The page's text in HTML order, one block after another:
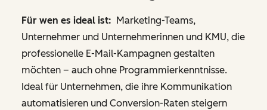
Für wen es ideal ist: Marketing-Teams,
Unternehmer und Unternehmerinnen und KMU, die
professionelle E-Mail-Kampagnen gestalten
möchten – auch ohne Programmierkenntnisse.
Ideal für Unternehmen, die ihre Kommunikation
automatisieren und Conversion-Raten steigern